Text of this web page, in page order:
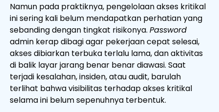
Namun pada praktiknya, pengelolaan akses kritikal
ini sering kali belum mendapatkan perhatian yang
sebanding dengan tingkat risikonya. Password
admin kerap dibagi agar pekerjaan cepat selesai,
akses dibiarkan terbuka terlalu lama, dan aktivitas
di balik layar jarang benar benar diawasi. Saat
terjadi kesalahan, insiden, atau audit, barulah
terlihat bahwa visibilitas terhadap akses kritikal
selama ini belum sepenuhnya terbentuk.